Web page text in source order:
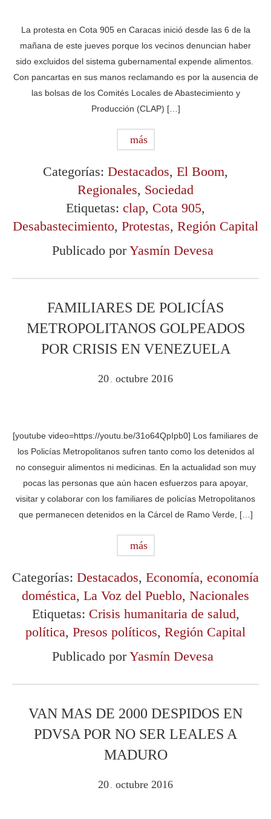
La protesta en Cota 905 en Caracas inició desde las 6 de la
mañana de este jueves porque los vecinos denuncian haber
sido excluidos del sistema gubernamental expende alimentos.
Con pancartas en sus manos reclamando es por la ausencia de
las bolsas de los Comités Locales de Abastecimiento y
Producción (CLAP) […]
más
Categorías: Destacados, El Boom,
Regionales, Sociedad
Etiquetas: clap, Cota 905,
Desabastecimiento, Protestas, Región Capital
Publicado porYasmín Devesa
FAMILIARES DE POLICÍAS
METROPOLITANOS GOLPEADOS
POR CRISIS EN VENEZUELA
20 . octubre 2016
[youtube video=https://youtu.be/31o64QpIpb0] Los familiares de
los Policías Metropolitanos sufren tanto como los detenidos al
no conseguir alimentos ni medicinas. En la actualidad son muy
pocas las personas que aún hacen esfuerzos para apoyar,
visitar y colaborar con los familiares de policías Metropolitanos
que permanecen detenidos en la Cárcel de Ramo Verde, […]
más
Categorías: Destacados, Economía, economía
doméstica, La Voz del Pueblo, Nacionales
Etiquetas: Crisis humanitaria de salud,
política, Presos políticos, Región Capital
Publicado porYasmín Devesa
VAN MAS DE 2000 DESPIDOS EN
PDVSA POR NO SER LEALES A
MADURO
20 . octubre 2016